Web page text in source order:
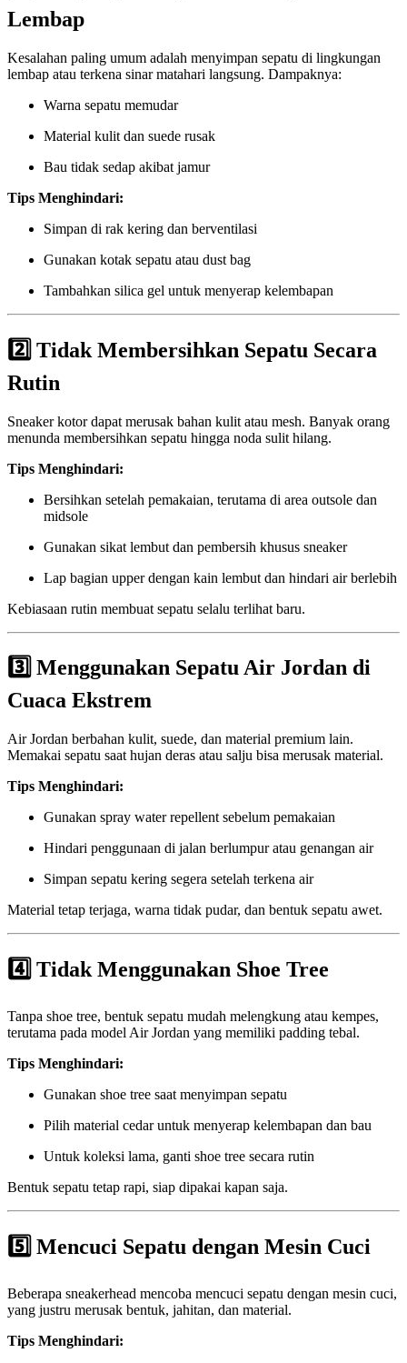
Lembap
Kesalahan paling umum adalah menyimpan sepatu di lingkungan
lembap atau terkena sinar matahari langsung. Dampaknya:
Warna sepatu memudar
Material kulit dan suede rusak
Bau tidak sedap akibat jamur
Tips Menghindari:
Simpan di rak kering dan berventilasi
Gunakan kotak sepatu atau dust bag
Tambahkan silica gel untuk menyerap kelembapan
2️⃣ Tidak Membersihkan Sepatu Secara
Rutin
Sneaker kotor dapat merusak bahan kulit atau mesh. Banyak orang
menunda membersihkan sepatu hingga noda sulit hilang.
Tips Menghindari:
Bersihkan setelah pemakaian, terutama di area outsole dan
midsole
Gunakan sikat lembut dan pembersih khusus sneaker
Lap bagian upper dengan kain lembut dan hindari air berlebih
Kebiasaan rutin membuat sepatu selalu terlihat baru.
3️⃣ Menggunakan Sepatu Air Jordan di
Cuaca Ekstrem
Air Jordan berbahan kulit, suede, dan material premium lain.
Memakai sepatu saat hujan deras atau salju bisa merusak material.
Tips Menghindari:
Gunakan spray water repellent sebelum pemakaian
Hindari penggunaan di jalan berlumpur atau genangan air
Simpan sepatu kering segera setelah terkena air
Material tetap terjaga, warna tidak pudar, dan bentuk sepatu awet.
4️⃣ Tidak Menggunakan Shoe Tree
Tanpa shoe tree, bentuk sepatu mudah melengkung atau kempes,
terutama pada model Air Jordan yang memiliki padding tebal.
Tips Menghindari:
Gunakan shoe tree saat menyimpan sepatu
Pilih material cedar untuk menyerap kelembapan dan bau
Untuk koleksi lama, ganti shoe tree secara rutin
Bentuk sepatu tetap rapi, siap dipakai kapan saja.
5️⃣ Mencuci Sepatu dengan Mesin Cuci
Beberapa sneakerhead mencoba mencuci sepatu dengan mesin cuci,
yang justru merusak bentuk, jahitan, dan material.
Tips Menghindari: